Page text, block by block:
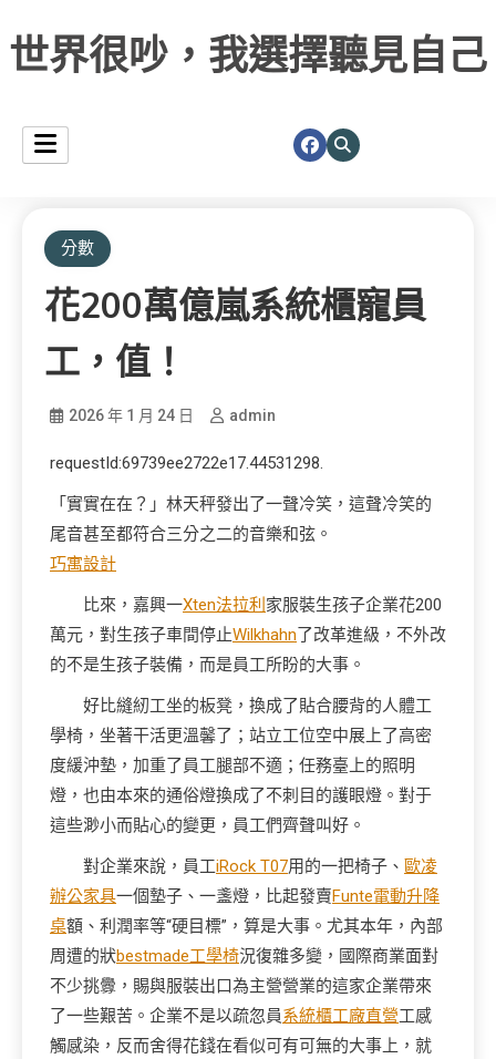
世界很吵，我選擇聽見自己
分數
花200萬億嵐系統櫃寵員
工，值！
2026 年 1 月 24 日 admin
requestId:69739ee2722e17.44531298.
「實實在在？」林天秤發出了一聲冷笑，這聲冷笑的
尾音甚至都符合三分之二的音樂和弦。
巧寓設計
比來，嘉興一Xten法拉利 家服裝生孩子企業花200
萬元，對生孩子車間停止Wilkhahn了改革進級，不外改
的不是生孩子裝備，而是員工所盼的大事。
好比縫紉工坐的板凳，換成了貼合腰背的人體工
學椅，坐著干活更溫馨了；站立工位空中展上了高密
度緩沖墊，加重了員工腿部不適；任務臺上的照明
燈，也由本來的通俗燈換成了不刺目的護眼燈。對于
這些渺小而貼心的變更，員工們齊聲叫好。
對企業來說，員工iRock T07用的一把椅子、 歐凌
辦公家具一個墊子、一盞燈，比起發賣Funte電動升降
桌額、利潤率等“硬目標”，算是大事。尤其本年，內部
周遭的狀bestmade工學椅況復雜多變，國際商業面對
不少挑釁，賜與服裝出口為主營營業的這家企業帶來
了一些艱苦。企業不是以疏忽員系統櫃工廠直營工感
觸感染，反而舍得花錢在看似可有可無的大事上，就